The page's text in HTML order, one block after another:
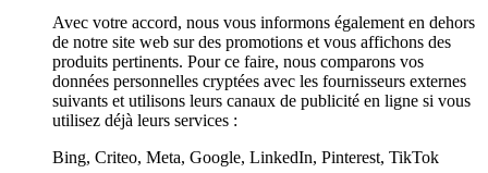
Avec votre accord, nous vous informons également en dehors
de notre site web sur des promotions et vous affichons des
produits pertinents. Pour ce faire, nous comparons vos
données personnelles cryptées avec les fournisseurs externes
suivants et utilisons leurs canaux de publicité en ligne si vous
utilisez déjà leurs services :
Bing, Criteo, Meta, Google, LinkedIn, Pinterest, TikTok